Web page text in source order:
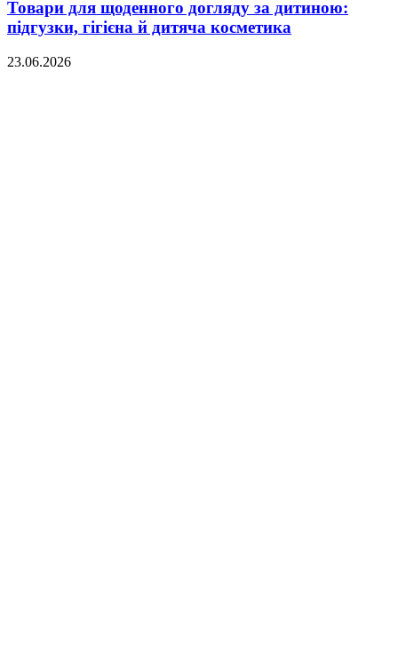
Товари для щоденного догляду за дитиною:
підгузки, гігієна й дитяча косметика
23.06.2026